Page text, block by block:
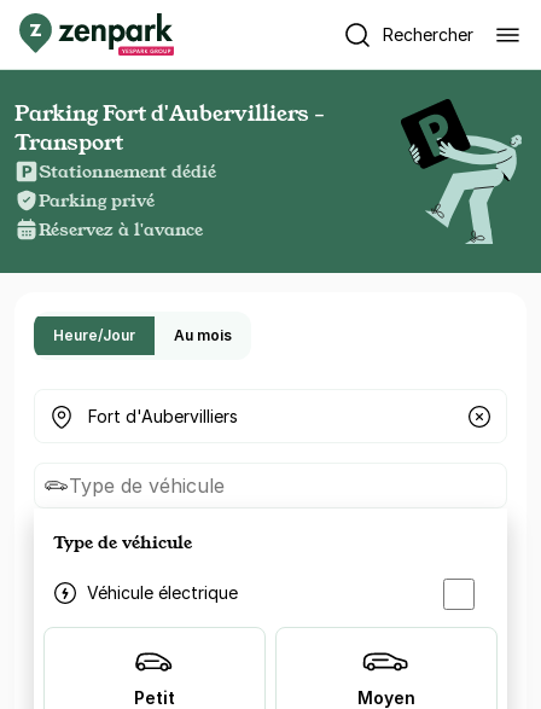
Rechercher
Parking Fort d'Aubervilliers -
Transport
Stationnement dédié
Parking privé
Réservez à l'avance
Heure/Jour Au mois
Où cherchez-vous un parking ?
Type de véhicule
Type de véhicule
Véhicule électrique
Petit Moyen